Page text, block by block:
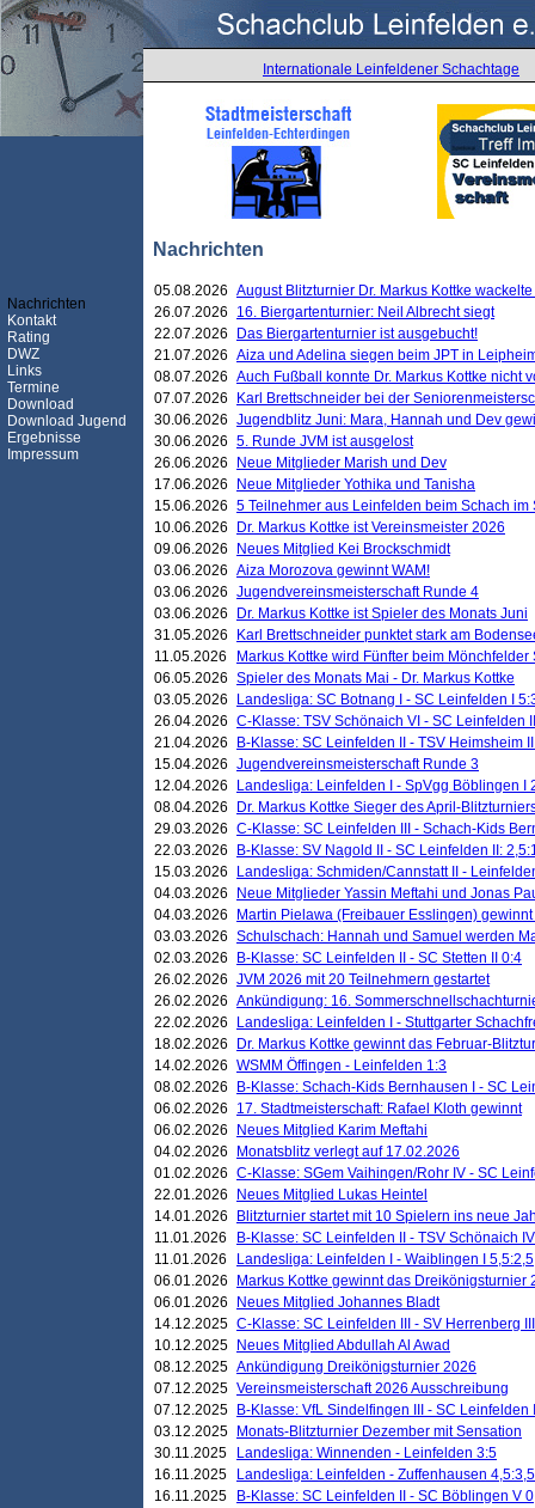
Internationale Leinfeldener Schachtage
Nachrichten
Nachrichten
Kontakt
Rating
DWZ
Links
Termine
Download
Download Jugend
Ergebnisse
Impressum
05.08.2026 August Blitzturnier Dr. Markus Kottke
26.07.2026
16. Biergartenturnier: Neil Albrecht siegt
22.07.2026
Das Biergartenturnier ist ausgebucht!
21.07.2026 Aiza und Adelina siegen beim JPT in
08.07.2026 Auch Fußball konnte Dr. Markus Kottke nicht
07.07.2026
Karl Brettschneider bei der
30.06.2026 Jugendblitz Juni: Mara, Hannah und Dev
30.06.2026 5. Runde JVM ist ausgelost
26.06.2026
Neue Mitglieder Marish und Dev
17.06.2026
Neue Mitglieder Yothika und Tanisha
15.06.2026 5 Teilnehmer aus Leinfelden beim Schach
10.06.2026
Dr. Markus Kottke ist Vereinsmeister 2026
09.06.2026
Neues Mitglied Kei Brockschmidt
03.06.2026 Aiza Morozova gewinnt WAM!
03.06.2026 Jugendvereinsmeisterschaft Runde 4
03.06.2026
Dr. Markus Kottke ist Spieler des Monats Juni
31.05.2026
Karl Brettschneider punktet stark am
11.05.2026
Markus Kottke wird Fünfter beim
06.05.2026 Spieler des Monats Mai - Dr. Markus Kottke
03.05.2026
Landesliga: SC Botnang I - SC Leinfelden I
26.04.2026 C-Klasse: TSV Schönaich VI - SC Leinfelden
21.04.2026
B-Klasse: SC Leinfelden II - TSV Heimsheim
15.04.2026 Jugendvereinsmeisterschaft Runde 3
12.04.2026
Landesliga: Leinfelden I - SpVgg Böblingen I
08.04.2026
Dr. Markus Kottke Sieger des April-
29.03.2026 C-Klasse: SC Leinfelden III - Schach-Kids
22.03.2026
B-Klasse: SV Nagold II - SC Leinfelden II:
15.03.2026
Landesliga: Schmiden/Cannstatt II -
04.03.2026
Neue Mitglieder Yassin Meftahi und Jonas
04.03.2026
Martin Pielawa (Freibauer Esslingen)
03.03.2026 Schulschach: Hannah und Samuel werden
02.03.2026
B-Klasse: SC Leinfelden II - SC Stetten II 0:4
26.02.2026 JVM 2026 mit 20 Teilnehmern gestartet
26.02.2026 Ankündigung: 16.
22.02.2026
Landesliga: Leinfelden I - Stuttgarter
18.02.2026
Dr. Markus Kottke gewinnt das Februar-
14.02.2026 WSMM Öffingen - Leinfelden 1:3
08.02.2026
B-Klasse: Schach-Kids Bernhausen I - SC
06.02.2026
17. Stadtmeisterschaft: Rafael Kloth gewinnt
06.02.2026
Neues Mitglied Karim Meftahi
04.02.2026
Monatsblitz verlegt auf 17.02.2026
01.02.2026 C-Klasse: SGem Vaihingen/Rohr IV - SC
22.01.2026
Neues Mitglied Lukas Heintel
14.01.2026
Blitzturnier startet mit 10 Spielern ins neue
11.01.2026
B-Klasse: SC Leinfelden II - TSV Schönaich
11.01.2026
Landesliga: Leinfelden I - Waiblingen I 5,5:2,5
06.01.2026
Markus Kottke gewinnt das Dreikönigsturnier
06.01.2026
Neues Mitglied Johannes Bladt
14.12.2025 C-Klasse: SC Leinfelden III - SV Herrenberg
10.12.2025
Neues Mitglied Abdullah Al Awad
08.12.2025 Ankündigung Dreikönigsturnier 2026
07.12.2025 Vereinsmeisterschaft 2026 Ausschreibung
07.12.2025
B-Klasse: VfL Sindelfingen III - SC Leinfelden
03.12.2025
Monats-Blitzturnier Dezember mit Sensation
30.11.2025
Landesliga: Winnenden - Leinfelden 3:5
16.11.2025
Landesliga: Leinfelden - Zuffenhausen 4,5:3,5
16.11.2025
B-Klasse: SC Leinfelden II - SC Böblingen V